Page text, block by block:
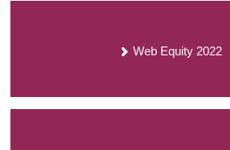
Web Equity 2022